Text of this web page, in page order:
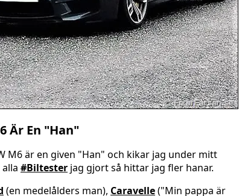
Är En "Han"
M6 är en given "Han" och kikar jag under mitt
#Biltester jag gjort så hittar jag fler hanar.
(en medelålders man), Caravelle("Min pappa är